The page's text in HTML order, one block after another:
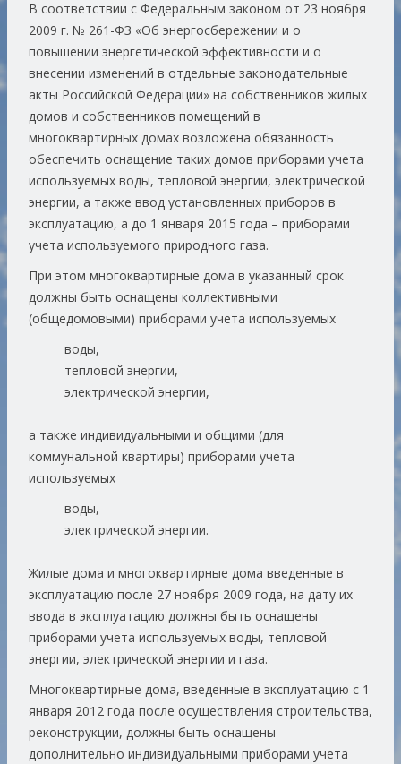
В соответствии с Федеральным законом от 23 ноября
2009 г. № 261-ФЗ «Об энергосбережении и о
повышении энергетической эффективности и о
внесении изменений в отдельные законодательные
акты Российской Федерации» на собственников жилых
домов и собственников помещений в
многоквартирных домах возложена обязанность
обеспечить оснащение таких домов приборами учета
используемых воды, тепловой энергии, электрической
энергии, а также ввод установленных приборов в
эксплуатацию, а до 1 января 2015 года – приборами
учета используемого природного газа.
При этом многоквартирные дома в указанный срок
должны быть оснащены коллективными
(общедомовыми) приборами учета используемых
воды,
тепловой энергии,
электрической энергии,
а также индивидуальными и общими (для
коммунальной квартиры) приборами учета
используемых
воды,
электрической энергии.
Жилые дома и многоквартирные дома введенные в
эксплуатацию после 27 ноября 2009 года, на дату их
ввода в эксплуатацию должны быть оснащены
приборами учета используемых воды, тепловой
энергии, электрической энергии и газа.
Многоквартирные дома, введенные в эксплуатацию с 1
января 2012 года после осуществления строительства,
реконструкции, должны быть оснащены
дополнительно индивидуальными приборами учета